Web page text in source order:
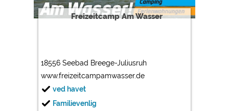
Freizeitcamp Am Wasser
18556 Seebad Breege-Juliusruh
www.freizeitcampamwasser.de
ved havet
Familievenlig